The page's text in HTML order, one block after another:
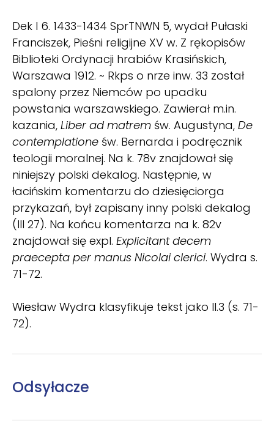
Dek I 6. 1433-1434 SprTNWN 5, wydał Pułaski
Franciszek, Pieśni religijne XV w. Z rękopisów
Biblioteki Ordynacji hrabiów Krasińskich,
Warszawa 1912. ~ Rkps o nrze inw. 33 został
spalony przez Niemców po upadku
powstania warszawskiego. Zawierał m.in.
kazania, Liber ad matrem św. Augustyna, De
contemplatione św. Bernarda i podręcznik
teologii moralnej. Na k. 78v znajdował się
niniejszy polski dekalog. Następnie, w
łacińskim komentarzu do dziesięciorga
przykazań, był zapisany inny polski dekalog
(III 27). Na końcu komentarza na k. 82v
znajdował się expl. Explicitant decem
praecepta per manus Nicolai clerici. Wydra s.
71-72.
Wiesław Wydra klasyfikuje tekst jako II.3 (s. 71-
72).
Odsyłacze